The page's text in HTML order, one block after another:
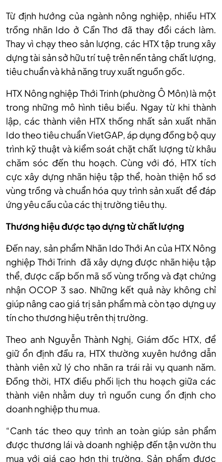
Từ định hướng của ngành nông nghiệp, nhiều HTX
trồng nhãn Ido ở Cần Thơ đã thay đổi cách làm.
Thay vì chạy theo sản lượng, các HTX tập trung xây
dựng tài sản sở hữu trí tuệ trên nền tảng chất lượng,
tiêu chuẩn và khả năng truy xuất nguồn gốc.
HTX Nông nghiệp Thới Trinh (phường Ô Môn) là một
trong những mô hình tiêu biểu. Ngay từ khi thành
lập, các thành viên HTX thống nhất sản xuất nhãn
Ido theo tiêu chuẩn VietGAP, áp dụng đồng bộ quy
trình kỹ thuật và kiểm soát chặt chất lượng từ khâu
chăm sóc đến thu hoạch. Cùng với đó, HTX tích
cực xây dựng nhãn hiệu tập thể, hoàn thiện hồ sơ
vùng trồng và chuẩn hóa quy trình sản xuất để đáp
ứng yêu cầu của các thị trường tiêu thụ.
Thương hiệu được tạo dựng từ chất lượng
Đến nay, sản phẩm Nhãn Ido Thới An của HTX Nông
nghiệp Thới Trinh đã xây dựng được nhãn hiệu tập
thể, được cấp bốn mã số vùng trồng và đạt chứng
nhận OCOP 3 sao. Những kết quả này không chỉ
giúp nâng cao giá trị sản phẩm mà còn tạo dựng uy
tín cho thương hiệu trên thị trường.
Theo anh Nguyễn Thành Nghị, Giám đốc HTX, để
giữ ổn định đầu ra, HTX thường xuyên hướng dẫn
thành viên xử lý cho nhãn ra trái rải vụ quanh năm.
Đồng thời, HTX điều phối lịch thu hoạch giữa các
thành viên nhằm duy trì nguồn cung ổn định cho
doanh nghiệp thu mua.
“Canh tác theo quy trình an toàn giúp sản phẩm
được thương lái và doanh nghiệp đến tận vườn thu
mua với giá cao hơn thị trường. Sản phẩm được